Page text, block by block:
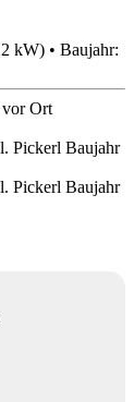
kW) • Baujahr:
vor Ort